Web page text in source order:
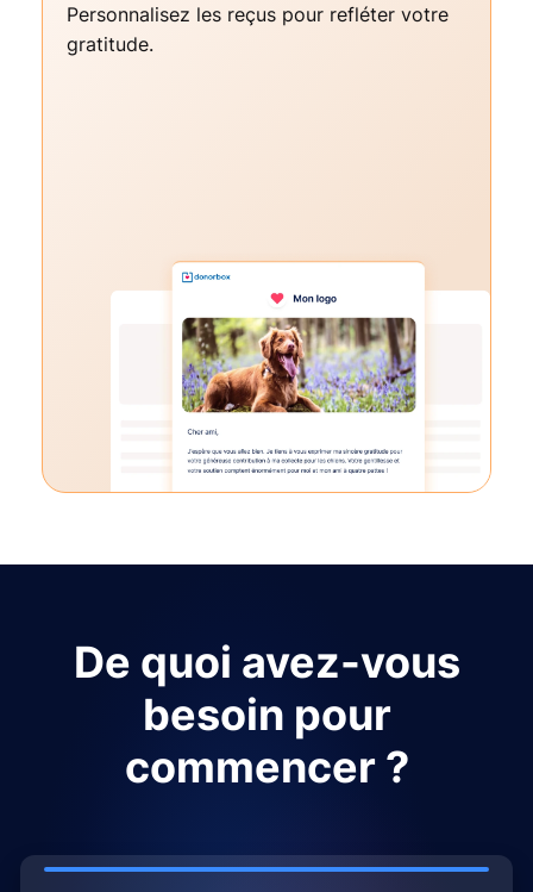
Personnalisez les reçus pour refléter votre
gratitude.
De quoi avez-vous
besoin pour
commencer ?